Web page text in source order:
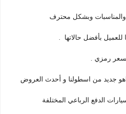
والمناسبات وبشكل محترف
بأفضل حالاتها .
بسعر رمزي .
ماهو جديد من اسطولنا و أحدث العروض
الدفع الرباعي المختلفة